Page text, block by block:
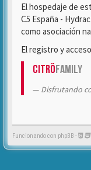
El hospedaje de
C5 España -
como asociación
El registro y
CitröFamily
Disfrutando
Funcionando con phpBB -